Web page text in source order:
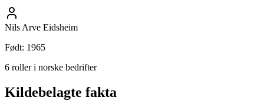
Nils Arve Eidsheim
Født: 1965
6 roller i norske bedrifter
Kildebelagte fakta